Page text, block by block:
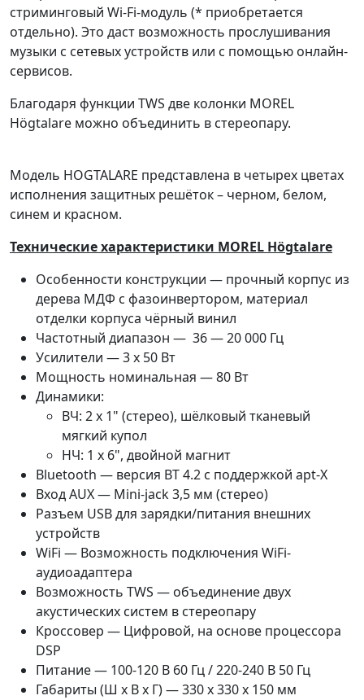
стриминговый Wi-Fi-модуль (* приобретается
отдельно). Это даст возможность прослушивания
музыки с сетевых устройств или с помощью онлайн-
сервисов.
Благодаря функции TWS две колонки MOREL
Högtalare можно объединить в стереопару.
Модель HOGTALARE представлена в четырех цветах
исполнения защитных решёток – черном, белом,
синем и красном.
Технические характеристики MOREL Högtalare
Особенности конструкции — прочный корпус из
дерева МДФ с фазоинвертором, материал
отделки корпуса чёрный винил
Частотный диапазон — 36 — 20 000 Гц
Усилители — 3 х 50 Вт
Мощность номинальная — 80 Вт
Динамики:
ВЧ: 2 x 1" (стерео), шёлковый тканевый
мягкий купол
НЧ: 1 x 6", двойной магнит
Bluetooth — версия BT 4.2 с поддержкой apt-X
Вход AUX — Mini-jack 3,5 мм (стерео)
Разъем USB для зарядки/питания внешних
устройств
WiFi — Возможность подключения WiFi-
аудиоадаптера
Возможность TWS — объединение двух
акустических систем в стереопару
Кроссовер — Цифровой, на основе процессора
DSP
Питание — 100-120 В 60 Гц / 220-240 В 50 Гц
Габариты (Ш х В х Г) — 330 х 330 х 150 мм